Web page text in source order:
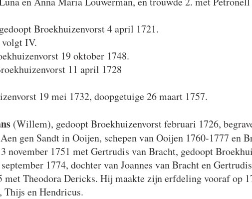
Broekhuizenvorst 4 april 1721.
IV.
19 oktober 1748.
11 april 1728
19 mei 1732, doopgetuige 26 maart 1757.
(Willem), gedoopt Broekhuizenvorst februari 1726,
gen Sandt in Ooijen, schepen van Ooijen 1760-1777 en
november 1751 met Gertrudis van Bracht, gedoopt
1774, dochter van Joannes van Bracht en
Theodora Dericks. Hij maakte zijn erfdeling vooraf op
Thijs en Hendricus.